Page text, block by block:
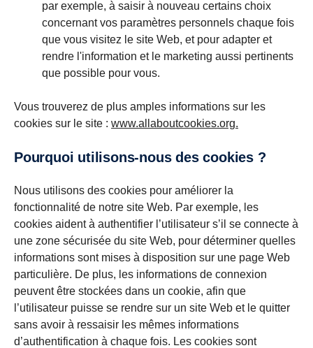
par exemple, à saisir à nouveau certains choix
concernant vos paramètres personnels chaque fois
que vous visitez le site Web, et pour adapter et
rendre l'information et le marketing aussi pertinents
que possible pour vous.
Vous trouverez de plus amples informations sur les
cookies sur le site : www.allaboutcookies.org.
Pourquoi utilisons-nous des cookies ?
Nous utilisons des cookies pour améliorer la
fonctionnalité de notre site Web. Par exemple, les
cookies aident à authentifier l’utilisateur s’il se connecte à
une zone sécurisée du site Web, pour déterminer quelles
informations sont mises à disposition sur une page Web
particulière. De plus, les informations de connexion
peuvent être stockées dans un cookie, afin que
l’utilisateur puisse se rendre sur un site Web et le quitter
sans avoir à ressaisir les mêmes informations
d’authentification à chaque fois. Les cookies sont